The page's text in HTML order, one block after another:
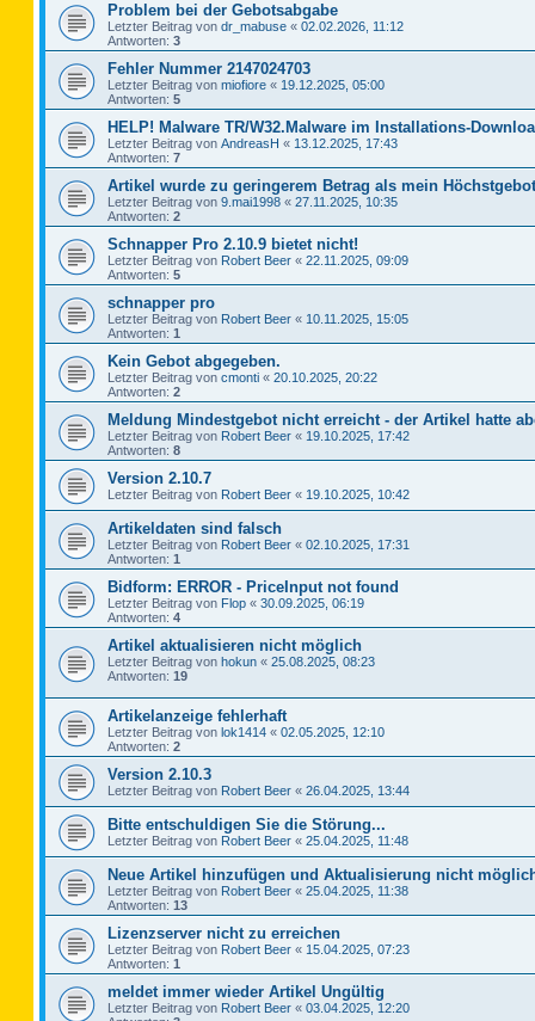
Problem bei der Gebotsabgabe
Letzter Beitrag von dr_mabuse « 02.02.2026, 11:12
Antworten: 3
Fehler Nummer 2147024703
Letzter Beitrag von miofiore « 19.12.2025, 05:00
Antworten: 5
HELP! Malware TR/W32.Malware im Installations-
Letzter Beitrag von AndreasH « 13.12.2025, 17:43
Antworten: 7
Artikel wurde zu geringerem Betrag als mein
Letzter Beitrag von 9.mai1998 « 27.11.2025, 10:35
Antworten: 2
Schnapper Pro 2.10.9 bietet nicht!
Letzter Beitrag von Robert Beer « 22.11.2025, 09:09
Antworten: 5
schnapper pro
Letzter Beitrag von Robert Beer « 10.11.2025, 15:05
Antworten: 1
Kein Gebot abgegeben.
Letzter Beitrag von cmonti « 20.10.2025, 20:22
Antworten: 2
Meldung Mindestgebot nicht erreicht - der Artikel hatte
Letzter Beitrag von Robert Beer « 19.10.2025, 17:42
Antworten: 8
Version 2.10.7
Letzter Beitrag von Robert Beer « 19.10.2025, 10:42
Artikeldaten sind falsch
Letzter Beitrag von Robert Beer « 02.10.2025, 17:31
Antworten: 1
Bidform: ERROR - PriceInput not found
Letzter Beitrag von Flop « 30.09.2025, 06:19
Antworten: 4
Artikel aktualisieren nicht möglich
Letzter Beitrag von hokun « 25.08.2025, 08:23
Antworten: 19
Artikelanzeige fehlerhaft
Letzter Beitrag von lok1414 « 02.05.2025, 12:10
Antworten: 2
Version 2.10.3
Letzter Beitrag von Robert Beer « 26.04.2025, 13:44
Bitte entschuldigen Sie die Störung...
Letzter Beitrag von Robert Beer « 25.04.2025, 11:48
Neue Artikel hinzufügen und Aktualisierung nicht
Letzter Beitrag von Robert Beer « 25.04.2025, 11:38
Antworten: 13
Lizenzserver nicht zu erreichen
Letzter Beitrag von Robert Beer « 15.04.2025, 07:23
Antworten: 1
meldet immer wieder Artikel Ungültig
Letzter Beitrag von Robert Beer « 03.04.2025, 12:20